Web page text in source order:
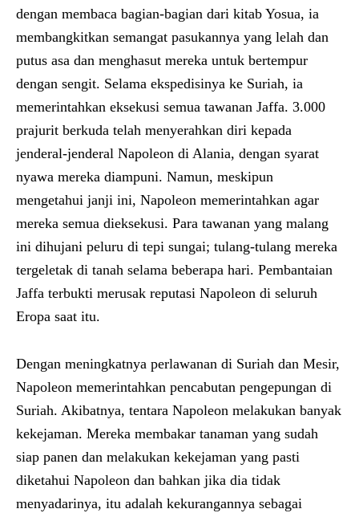
dengan membaca bagian-bagian dari kitab Yosua, ia
membangkitkan semangat pasukannya yang lelah dan
putus asa dan menghasut mereka untuk bertempur
dengan sengit. Selama ekspedisinya ke Suriah, ia
memerintahkan eksekusi semua tawanan Jaffa. 3.000
prajurit berkuda telah menyerahkan diri kepada
jenderal-jenderal Napoleon di Alania, dengan syarat
nyawa mereka diampuni. Namun, meskipun
mengetahui janji ini, Napoleon memerintahkan agar
mereka semua dieksekusi. Para tawanan yang malang
ini dihujani peluru di tepi sungai; tulang-tulang mereka
tergeletak di tanah selama beberapa hari. Pembantaian
Jaffa terbukti merusak reputasi Napoleon di seluruh
Eropa saat itu.
Dengan meningkatnya perlawanan di Suriah dan Mesir,
Napoleon memerintahkan pencabutan pengepungan di
Suriah. Akibatnya, tentara Napoleon melakukan banyak
kekejaman. Mereka membakar tanaman yang sudah
siap panen dan melakukan kekejaman yang pasti
diketahui Napoleon dan bahkan jika dia tidak
menyadarinya, itu adalah kekurangannya sebagai